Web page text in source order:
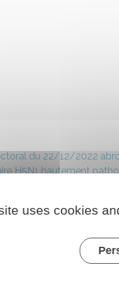
du 22/12/2022
H5N1 hautement
du 25/11/2022 fixant
pathogène
du 21/11/2022
en-Gâtinais,
du 21/11/2022 fixant
uses cookies